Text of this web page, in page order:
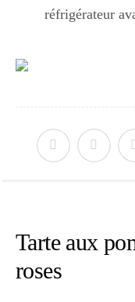
réfrigérateur
Tarte aux
roses